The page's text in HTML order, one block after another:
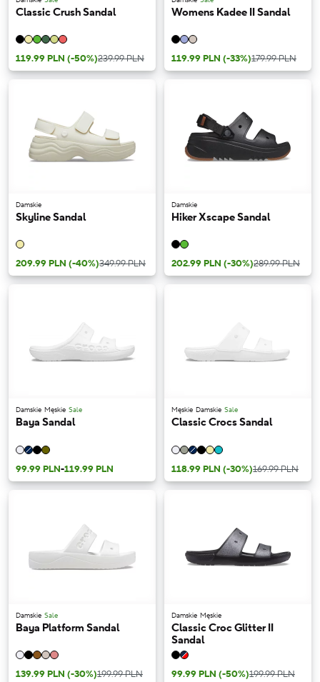
Classic Crush Sandal
119.99 PLN (-50%)239.99 PLN
Womens Kadee II Sandal
119.99 PLN (-33%)179.99 PLN
Damskie
Skyline Sandal
209.99 PLN (-40%)349.99 PLN
Damskie
Hiker Xscape Sandal
202.99 PLN (-30%)289.99 PLN
Damskie Męskie Sale
Baya Sandal
99.99 PLN-119.99 PLN
Męskie Damskie Sale
Classic Crocs Sandal
118.99 PLN (-30%)169.99 PLN
Damskie Sale
Baya Platform Sandal
139.99 PLN (-30%)199.99 PLN
Damskie Męskie
Classic Croc Glitter II
Sandal
99.99 PLN (-50%)199.99 PLN